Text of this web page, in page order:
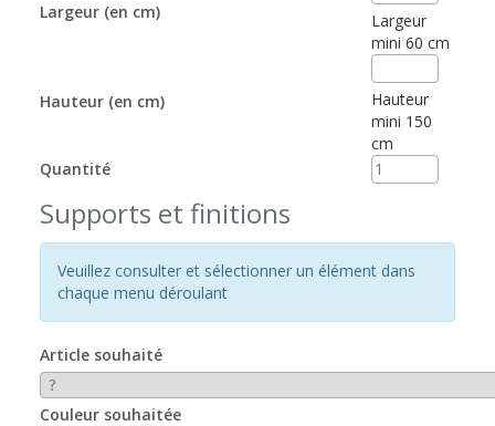
Largeur (en cm)
Largeur
mini 60 cm
Hauteur (en cm)
Hauteur
mini 150
cm
Quantité
Supports et finitions
Veuillez consulter et sélectionner un élément dans
chaque menu déroulant
Article souhaité
Couleur souhaitée